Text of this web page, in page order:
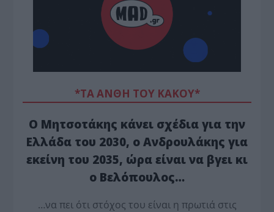
*ΤΑ ΆΝΘΗ ΤΟΥ ΚΑΚΟΎ*
Ο Μητσοτάκης κάνει σχέδια για την
Ελλάδα του 2030, ο Ανδρουλάκης για
εκείνη του 2035, ώρα είναι να βγει κι
ο Βελόπουλος…
…να πει ότι στόχος του είναι η πρωτιά στις